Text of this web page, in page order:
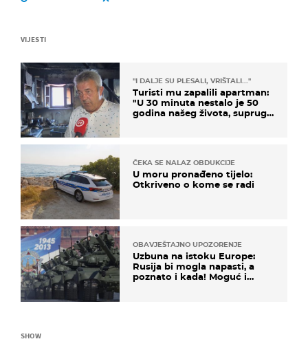
VIJESTI
"I DALJE SU PLESALI, VRIŠTALI..."
Turisti mu zapalili apartman:
"U 30 minuta nestalo je 50
godina našeg života, supruga
ČEKA SE NALAZ OBDUKCIJE
U moru pronađeno tijelo:
Otkriveno o kome se radi
OBAVJEŠTAJNO UPOZORENJE
Uzbuna na istoku Europe:
Rusija bi mogla napasti, a
poznato i kada! Moguć i
SHOW